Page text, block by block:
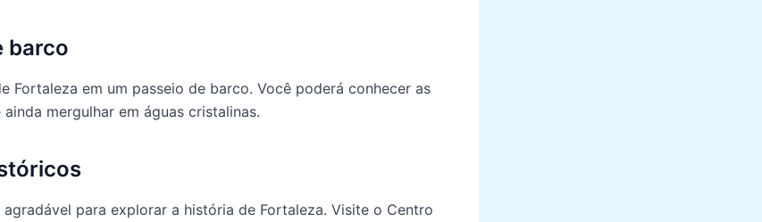
barco
Fortaleza em um passeio de barco. Você poderá conhecer as
ainda mergulhar em águas cristalinas.
para explorar a história de Fortaleza. Visite o Centro